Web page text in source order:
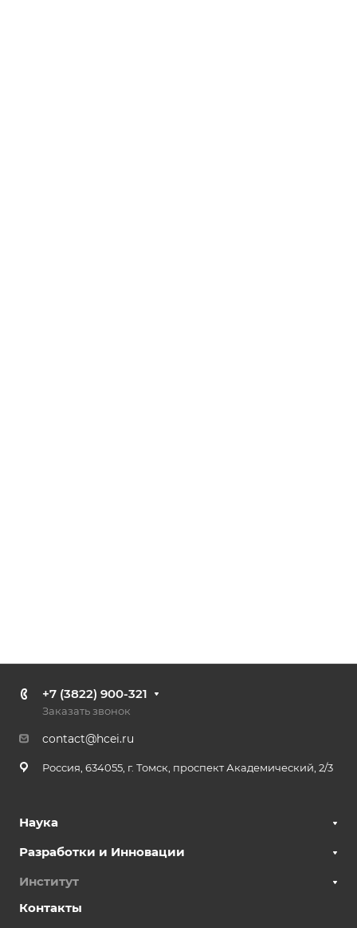
+7 (3822) 900-321
Заказать звонок
contact@hcei.ru
Россия, 634055, г. Томск, проспект Академический, 2/3
Наука
Разработки и Инновации
Институт
Контакты